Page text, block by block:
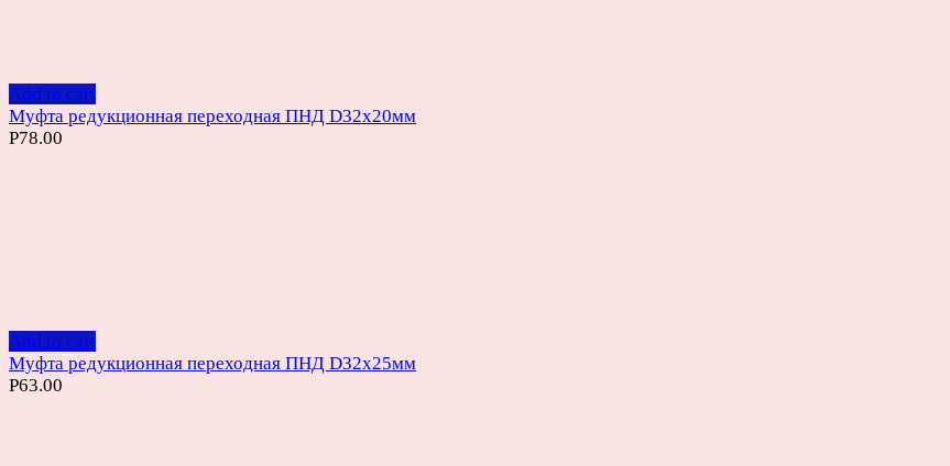
Add to cart
Муфта редукционная переходная ПНД D32х20мм
Р78.00
Add to cart
Муфта редукционная переходная ПНД D32х25мм
Р63.00